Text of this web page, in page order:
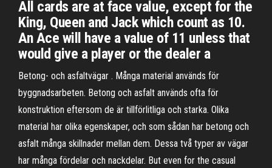
All cards are at face value, except for the
King, Queen and Jack which count as 10.
An Ace will have a value of 11 unless that
would give a player or the dealer a
Betong- och asfaltvägar . Många material används för
byggnadsarbeten. Betong och asfalt används ofta för
konstruktion eftersom de är tillförlitliga och starka. Olika
material har olika egenskaper, och som sådan har betong och
asfalt många skillnader mellan dem. Dessa två typer av vägar
har många fördelar och nackdelar. But even for the casual